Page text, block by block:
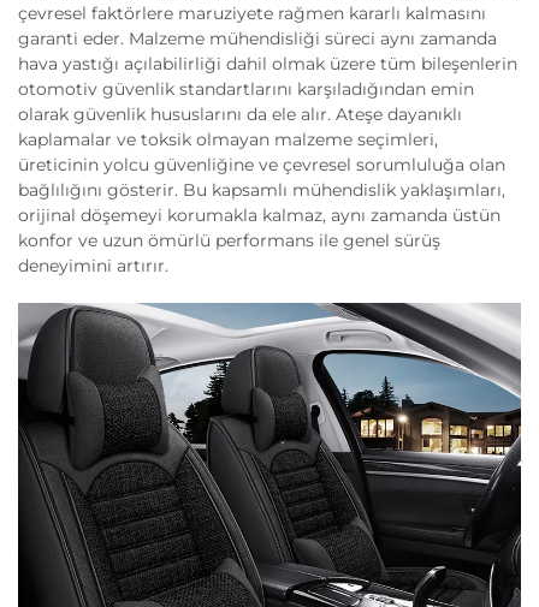
çevresel faktörlere maruziyete rağmen kararlı kalmasını
garanti eder. Malzeme mühendisliği süreci aynı zamanda
hava yastığı açılabilirliği dahil olmak üzere tüm bileşenlerin
otomotiv güvenlik standartlarını karşıladığından emin
olarak güvenlik hususlarını da ele alır. Ateşe dayanıklı
kaplamalar ve toksik olmayan malzeme seçimleri,
üreticinin yolcu güvenliğine ve çevresel sorumluluğa olan
bağlılığını gösterir. Bu kapsamlı mühendislik yaklaşımları,
orijinal döşemeyi korumakla kalmaz, aynı zamanda üstün
konfor ve uzun ömürlü performans ile genel sürüş
deneyimini artırır.